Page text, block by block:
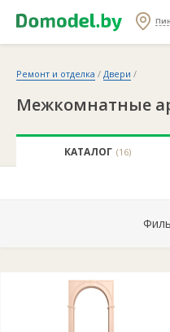
Ремонт и отделка / Двери /
Межкомнатные
КАТАЛОГ (16)